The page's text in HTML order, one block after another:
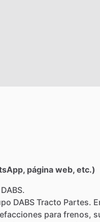
página web, etc.)
DABS Tracto Partes.
para frenos,